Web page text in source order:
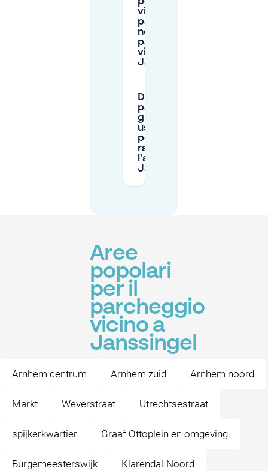
visitatori per
parcheggiare
nelle zone a
pagamento
vicino a
Janssingel?
Dove posso
parcheggiare
gratuitamente
usando P+R
per
raggiungere
l'area di
Janssingel?
Aree
popolari
per il
parcheggio
vicino a
Janssingel
Arnhem centrum Arnhem zuid Arnhem noord
Markt Weverstraat Utrechtsestraat
spijkerkwartier Graaf Ottoplein en omgeving
Burgemeesterswijk Klarendal-Noord